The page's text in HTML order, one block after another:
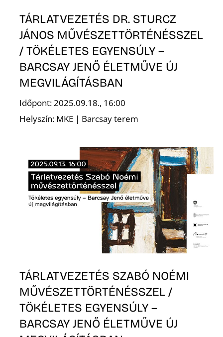
TÁRLATVEZETÉS DR. STURCZ
JÁNOS MŰVÉSZETTÖRTÉNÉSSZEL
/ TÖKÉLETES EGYENSÚLY –
BARCSAY JENŐ ÉLETMŰVE ÚJ
MEGVILÁGÍTÁSBAN
Időpont: 2025.09.18., 16:00
Helyszín: MKE | Barcsay terem
TÁRLATVEZETÉS SZABÓ NOÉMI
MŰVÉSZETTÖRTÉNÉSSZEL /
TÖKÉLETES EGYENSÚLY –
BARCSAY JENŐ ÉLETMŰVE ÚJ